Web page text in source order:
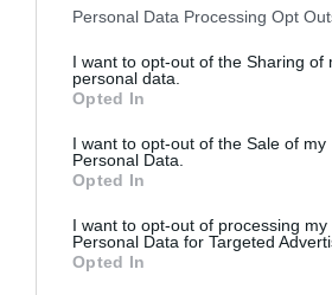
Personal Data Processing Opt
I want to opt-out of the Sharing of
personal data.
Opted In
I want to opt-out of the Sale of my
Personal Data.
Opted In
I want to opt-out of processing my
Personal Data for Targeted
Opted In